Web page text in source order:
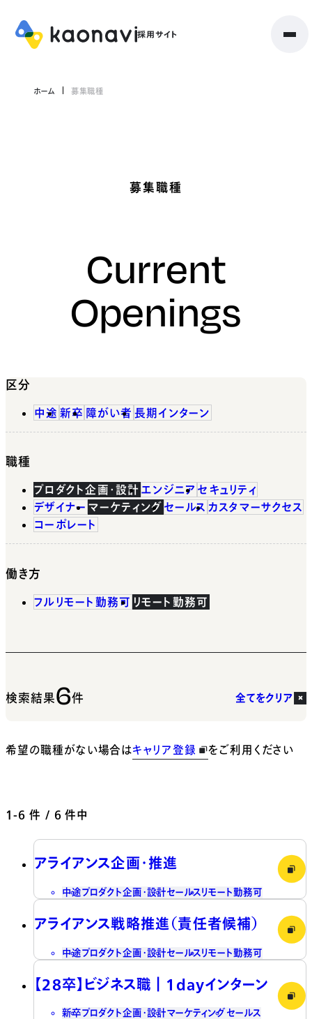
ホーム 募集職種
募集職種
Current
Openings
区分
中途 新卒 障がい者 長期インターン
職種
プロダクト企画・設計 エンジニア セキュリティ
デザイナー マーケティング セールス カスタマーサクセス
コーポレート
働き方
フルリモート勤務可 リモート勤務可
検索結果6件 全てをクリア
希望の職種がない場合はキャリア登録 をご利用ください
1-6 件 / 6 件中
アライアンス企画・推進
中途プロダクト企画・設計セールスリモート勤務可
アライアンス戦略推進（責任者候補）
中途プロダクト企画・設計セールス リモート勤務可
【28卒】ビジネス職┃1dayインターン
新卒プロダクト企画・設計マーケティング セールス